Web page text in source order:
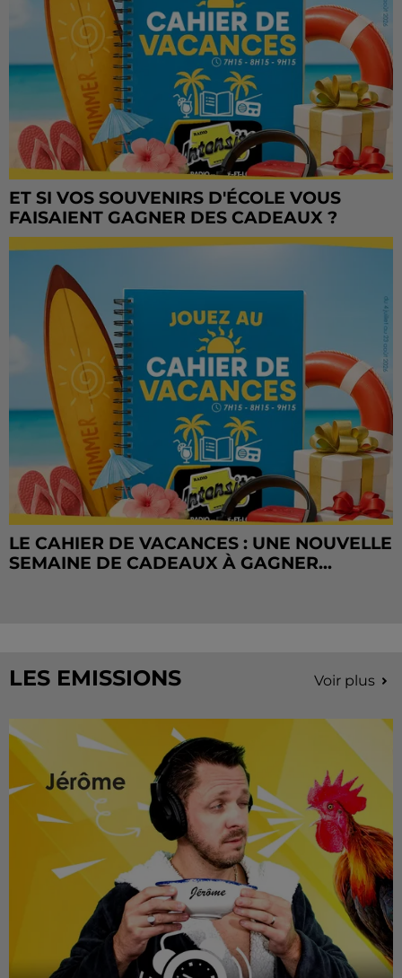
ET SI VOS SOUVENIRS D'ÉCOLE VOUS
FAISAIENT GAGNER DES CADEAUX ?
LE CAHIER DE VACANCES : UNE NOUVELLE
SEMAINE DE CADEAUX À GAGNER...
LES EMISSIONS Voir plus